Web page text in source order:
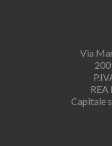
Via
Capitale